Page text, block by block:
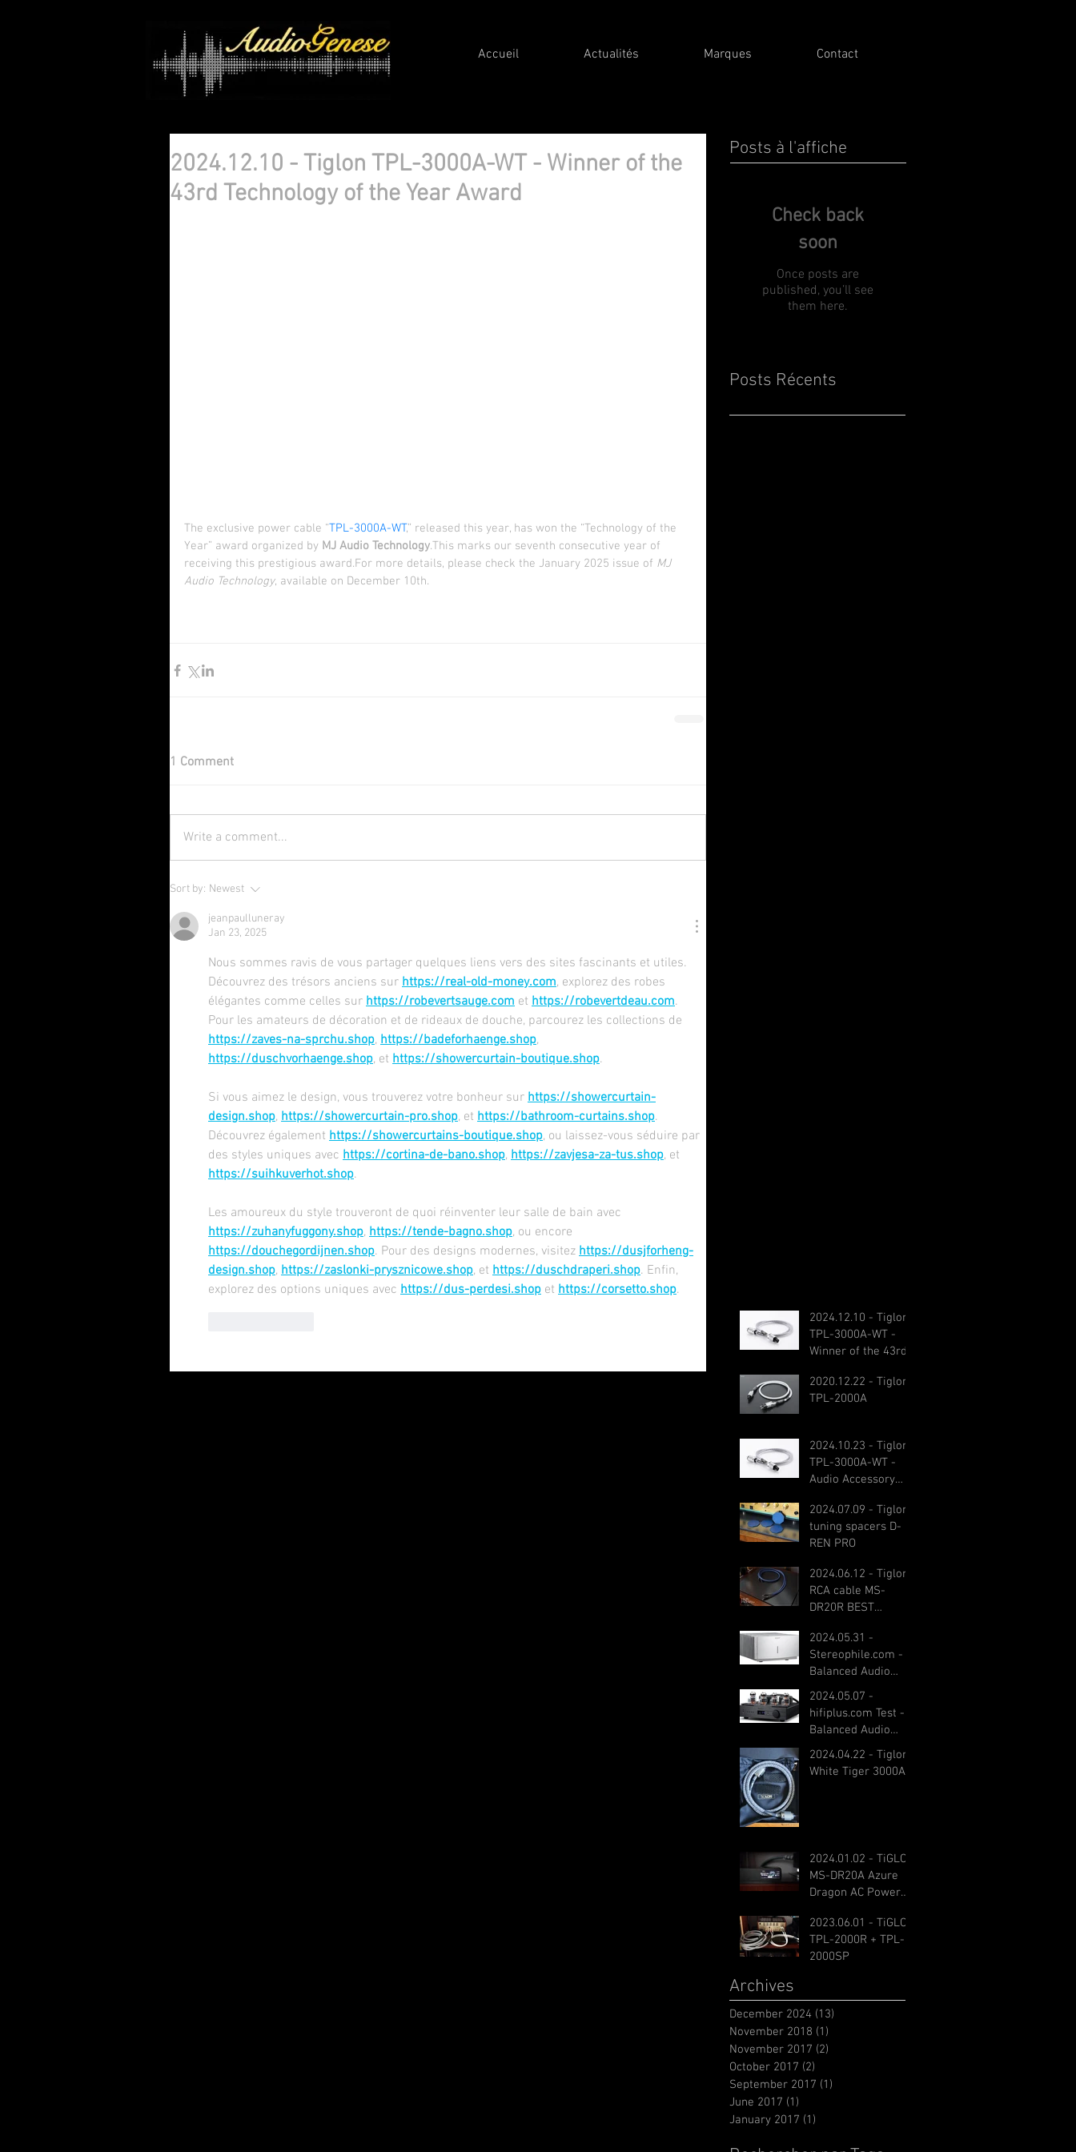
Accueil Actualités Marques Contact
2024.12.10 - Tiglon TPL-3000A-WT - Winner of the
43rd Technology of the Year Award
The exclusive power cable “TPL-3000A-WT,” released this year, has won the “Technology of the
Year” award organized by MJ Audio Technology.This marks our seventh consecutive year of
receiving this prestigious award.For more details, please check the January 2025 issue of MJ
Audio Technology, available on December 10th.
1 Comment
Write a comment...
Sort by: Newest
jeanpaulluneray
Jan 23, 2025
Nous sommes ravis de vous partager quelques liens vers des sites fascinants et utiles.
Découvrez des trésors anciens sur https://real-old-money.com, explorez des robes
élégantes comme celles sur https://robevertsauge.com et https://robevertdeau.com.
Pour les amateurs de décoration et de rideaux de douche, parcourez les collections de
https://zaves-na-sprchu.shop, https://badeforhaenge.shop,
https://duschvorhaenge.shop, et https://showercurtain-boutique.shop.
Si vous aimez le design, vous trouverez votre bonheur sur https://showercurtain-
design.shop, https://showercurtain-pro.shop, et https://bathroom-curtains.shop.
Découvrez également https://showercurtains-boutique.shop, ou laissez-vous séduire par
des styles uniques avec https://cortina-de-bano.shop, https://zavjesa-za-tus.shop, et
https://suihkuverhot.shop.
Les amoureux du style trouveront de quoi réinventer leur salle de bain avec
https://zuhanyfuggony.shop, https://tende-bagno.shop, ou encore
https://douchegordijnen.shop. Pour des designs modernes, visitez https://dusjforheng-
design.shop, https://zaslonki-prysznicowe.shop, et https://duschdraperi.shop. Enfin,
explorez des options uniques avec https://dus-perdesi.shop et https://corsetto.shop.
Posts à l'affiche
Check back
soon
Once posts are
published, you’ll see
them here.
Posts Récents
2024.12.10 - Tiglon
TPL-3000A-WT -
Winner of the 43rd
Year Award
2020.12.22 - Tiglon
TPL-2000A
2024.10.23 - Tiglon
TPL-3000A-WT -
Audio Accessory
2025 – Grand Prix
Winner
2024.07.09 - Tiglon
tuning spacers D-
REN PRO
2024.06.12 - Tiglon
RCA cable MS-
DR20R BEST
2024.05.31 -
Stereophile.com -
Balanced Audio
Technology REX 500
power amplifier
2024.05.07 -
hifiplus.com Test -
Balanced Audio
Technology VK80i
2024.04.22 - Tiglon
White Tiger 3000A
2024.01.02 - TiGLON
MS-DR20A Azure
Dragon AC Power
2023.06.01 - TiGLON
TPL-2000R + TPL-
2000SP
Archives
December 2024 (13)
November 2018 (1)
November 2017 (2)
October 2017 (2)
September 2017 (1)
June 2017 (1)
January 2017 (1)